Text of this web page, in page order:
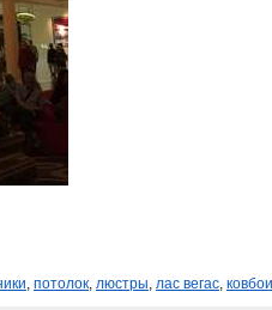
, потолок, люстры, лас вегас, ковбои